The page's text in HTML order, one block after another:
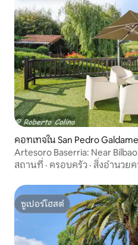
คอทเทจใน San Pedro
Artesoro Baserria: Near
สถานที่ · ครอบครัว · สิ่งอำนวย
ซูเปอร์โฮสต์
ซูเปอร์โฮสต์